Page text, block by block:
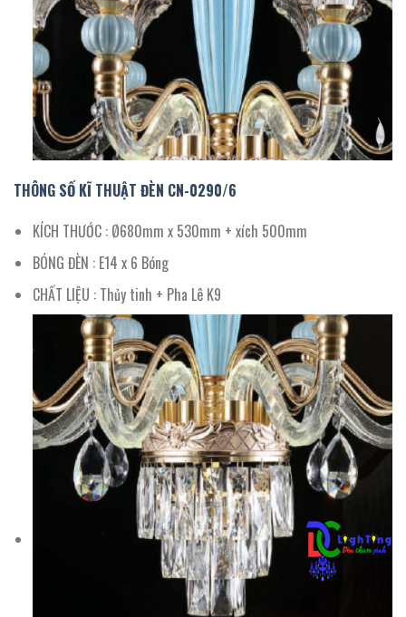
THÔNG SỐ KĨ THUẬT ĐÈN CN-0290/6
KÍCH THƯỚC : Ø680mm x 530mm + xích 500mm
BÓNG ĐÈN : E14 x 6 Bóng
CHẤT LIỆU : Thủy tinh + Pha Lê K9